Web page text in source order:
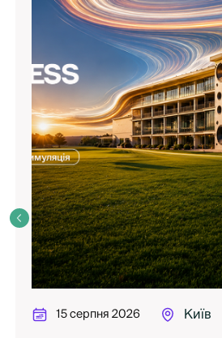
15 серпня 2026 Київ